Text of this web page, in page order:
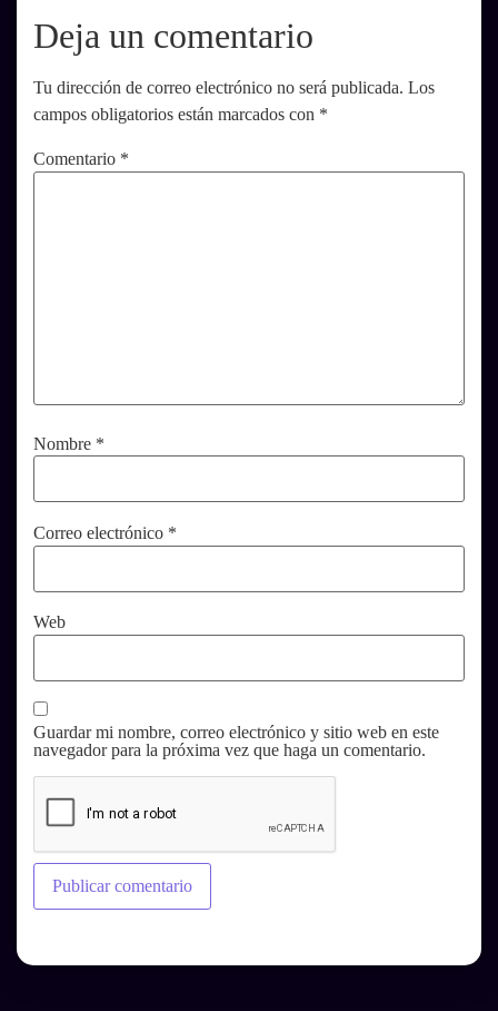
Deja un comentario
Tu dirección de correo electrónico no será publicada. Los
campos obligatorios están marcados con *
Comentario *
Nombre *
Correo electrónico *
Web
Guardar mi nombre, correo electrónico y sitio web en este
navegador para la próxima vez que haga un comentario.